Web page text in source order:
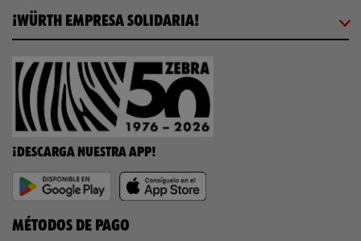
¡WÜRTH EMPRESA SOLIDARIA!
¡DESCARGA NUESTRA APP!
MÉTODOS DE PAGO